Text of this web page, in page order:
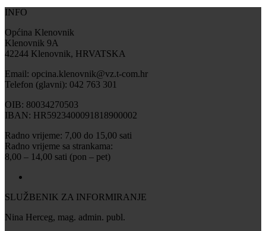
INFO
Općina Klenovnik
Klenovnik 9A
42244 Klenovnik, HRVATSKA
Email: opcina.klenovnik@vz.t-com.hr
Telefon (glavni): 042 763 301
OIB: 80034270503
IBAN: HR5923400091818900002
Radno vrijeme: 7,00 do 15,00 sati
Radno vrijeme sa strankama:
8,00 – 14,00 sati (pon – pet)
SLUŽBENIK ZA INFORMIRANJE
Nina Herceg, mag. admin. publ.